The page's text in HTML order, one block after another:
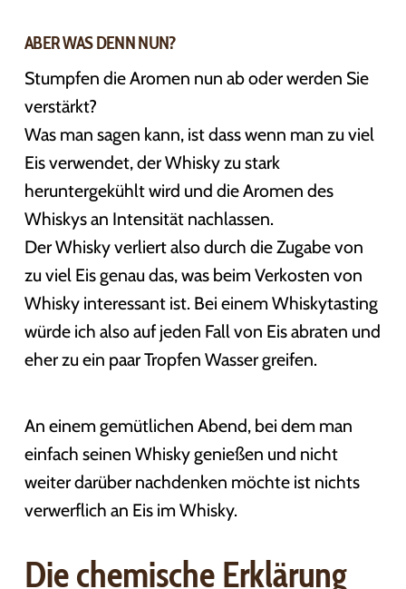
ABER WAS DENN NUN?
Stumpfen die Aromen nun ab oder werden Sie
verstärkt?
Was man sagen kann, ist dass wenn man zu viel
Eis verwendet, der Whisky zu stark
heruntergekühlt wird und die Aromen des
Whiskys an Intensität nachlassen.
Der Whisky verliert also durch die Zugabe von
zu viel Eis genau das, was beim Verkosten von
Whisky interessant ist. Bei einem Whiskytasting
würde ich also auf jeden Fall von Eis abraten und
eher zu ein paar Tropfen Wasser greifen.
An einem gemütlichen Abend, bei dem man
einfach seinen Whisky genießen und nicht
weiter darüber nachdenken möchte ist nichts
verwerflich an Eis im Whisky.
Die chemische Erklärung